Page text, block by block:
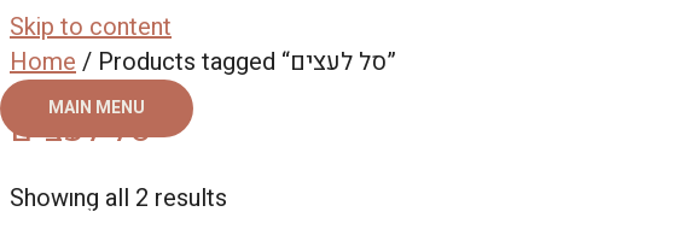
Skip to content
MAIN MENU
צור קשר
Home / Products tagged “סל לעצים”
סל לעצים
Showing all 2 results